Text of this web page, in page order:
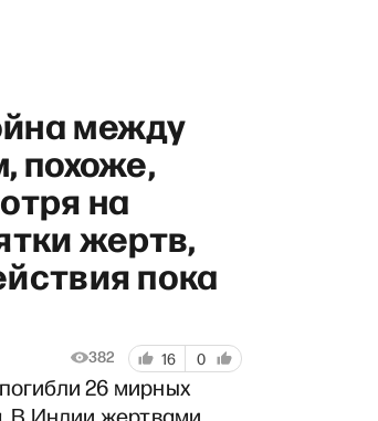
между
похоже,
на
жертв,
пока
382 16 0
26 мирных
Новости